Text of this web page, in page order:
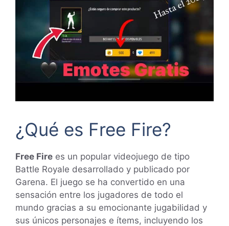
¿Qué es Free Fire?
Free Fire es un popular videojuego de tipo
Battle Royale desarrollado y publicado por
Garena. El juego se ha convertido en una
sensación entre los jugadores de todo el
mundo gracias a su emocionante jugabilidad y
sus únicos personajes e ítems, incluyendo los